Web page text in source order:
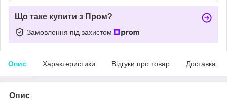
Що таке купити з Пром?
Замовлення під захистом
Опис Характеристики Відгуки про товар Доставка
Опис